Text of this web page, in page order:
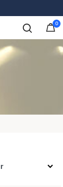
0